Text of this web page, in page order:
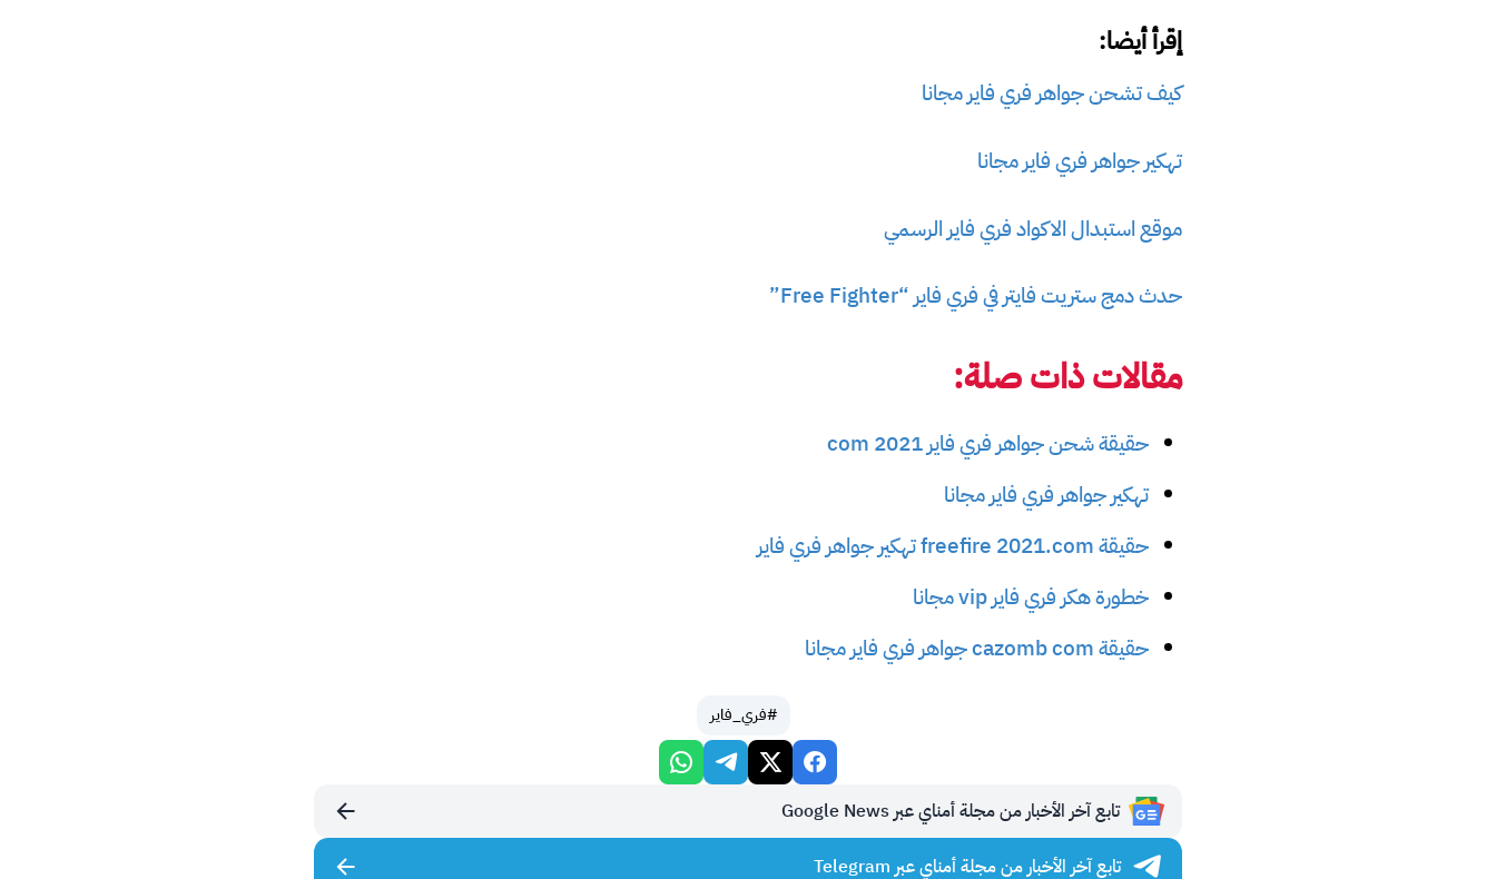
إقرأ أيضا:
كيف تشحن جواهر فري فاير مجانا
تهكير جواهر فري فاير مجانا
موقع استبدال الاكواد فري فاير الرسمي
حدث دمج ستريت فايتر في فري فاير “Free Fighter”
مقالات ذات صلة:
حقيقة شحن جواهر فري فاير 2021 com
تهكير جواهر فري فاير مجانا
حقيقة freefire 2021.com تهكير جواهر فري فاير
خطورة هكر فري فاير vip مجانا
حقيقة cazomb com جواهر فري فاير مجانا
#فري_فاير
تابع آخر الأخبار من مجلة أمناي عبر Google News
تابع آخر الأخبار من مجلة أمناي عبر Telegram